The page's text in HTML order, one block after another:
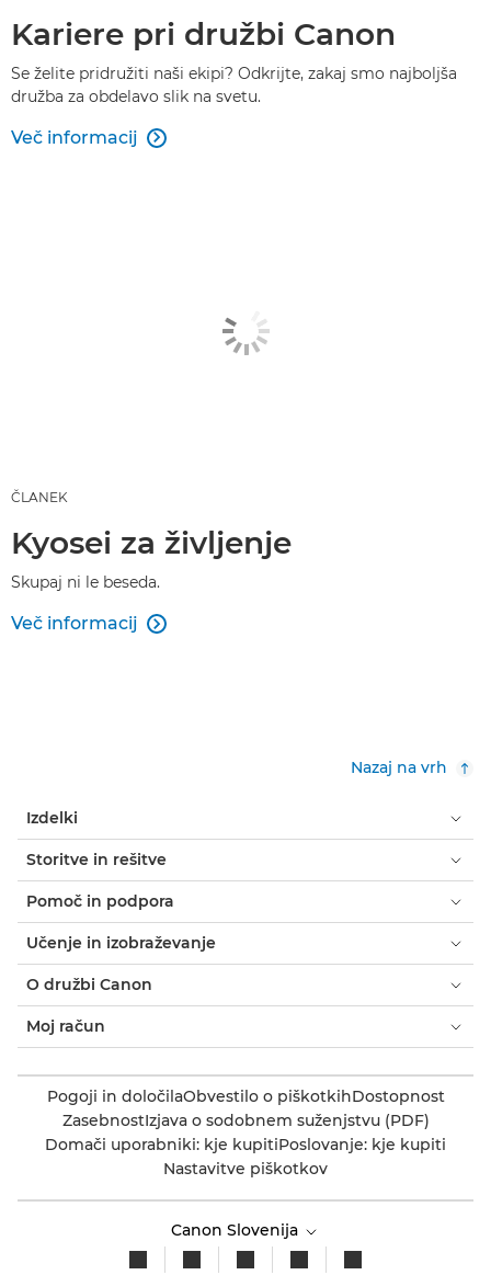
Kariere pri družbi Canon
Se želite pridružiti naši ekipi? Odkrijte, zakaj smo najboljša
družba za obdelavo slik na svetu.
Več informacij 
ČLANEK
Kyosei za življenje
Skupaj ni le beseda.
Več informacij 
Nazaj na vrh
Izdelki
Storitve in rešitve
Pomoč in podpora
Učenje in izobraževanje
O družbi Canon
Moj račun
Pogoji in določilaObvestilo o piškotkihDostopnost
ZasebnostIzjava o sodobnem suženjstvu (PDF)
Domači uporabniki: kje kupitiPoslovanje: kje kupiti
Nastavitve piškotkov
Canon Slovenija